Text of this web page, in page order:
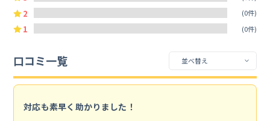
2 (0件)
1 (0件)
口コミ一覧
対応も素早く助かりました！